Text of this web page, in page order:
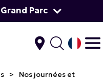
Parc
>
Nos journées et